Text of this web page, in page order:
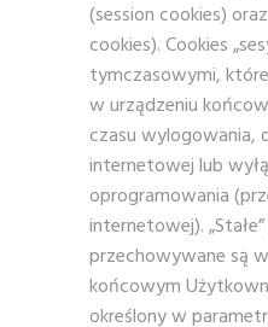
(session cookies)
cookies). Cookies
tymczasowymi,
w urządzeniu
czasu wylogowania,
internetowej lub
oprogramowania
internetowej).
przechowywane są
końcowym
określony w